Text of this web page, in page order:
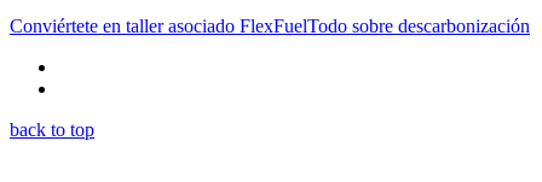
Conviértete en taller asociado FlexFuelTodo sobre descarbonización
back to top